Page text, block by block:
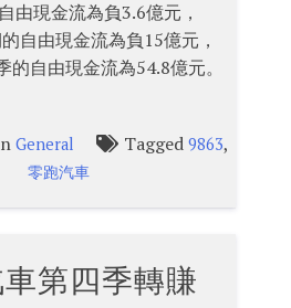
由現金流為負3.6億元，
自由現金流為負15億元，
的自由現金流為54.8億元。
General Tagged9863,
零跑汽車
車第四季轉賺